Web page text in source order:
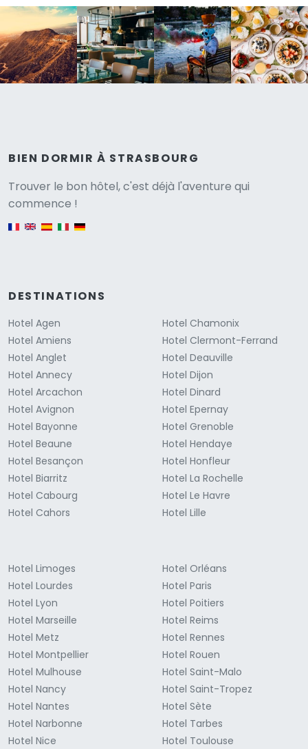
BIEN DORMIR À STRASBOURG
Trouver le bon hôtel, c'est déjà l'aventure qui
commence !
DESTINATIONS
Hotel Agen
Hotel Amiens
Hotel Anglet
Hotel Annecy
Hotel Arcachon
Hotel Avignon
Hotel Bayonne
Hotel Beaune
Hotel Besançon
Hotel Biarritz
Hotel Cabourg
Hotel Cahors
Hotel Chamonix
Hotel Clermont-Ferrand
Hotel Deauville
Hotel Dijon
Hotel Dinard
Hotel Epernay
Hotel Grenoble
Hotel Hendaye
Hotel Honfleur
Hotel La Rochelle
Hotel Le Havre
Hotel Lille
Hotel Limoges
Hotel Lourdes
Hotel Lyon
Hotel Marseille
Hotel Metz
Hotel Montpellier
Hotel Mulhouse
Hotel Nancy
Hotel Nantes
Hotel Narbonne
Hotel Nice
Hotel Orléans
Hotel Paris
Hotel Poitiers
Hotel Reims
Hotel Rennes
Hotel Rouen
Hotel Saint-Malo
Hotel Saint-Tropez
Hotel Sète
Hotel Tarbes
Hotel Toulouse